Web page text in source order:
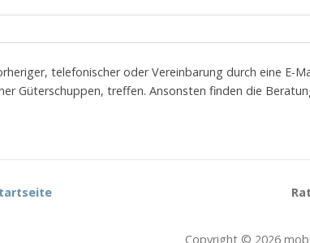
telefonischer oder Vereinbarung durch eine E-
Güterschuppen, treffen. Ansonsten finden die
Copyright © 2026